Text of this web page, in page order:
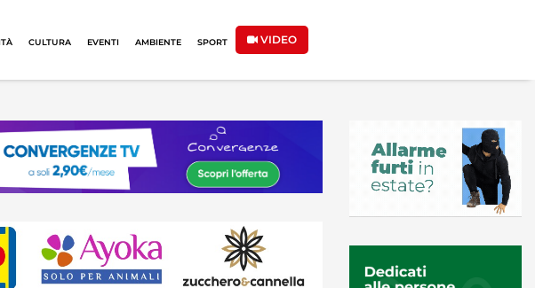
CULTURA EVENTI AMBIENTE SPORT VIDEO